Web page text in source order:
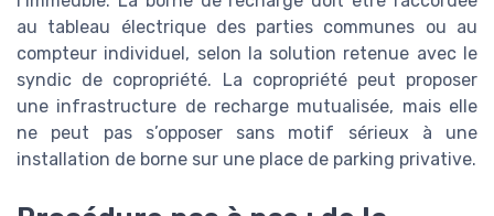
au tableau électrique des parties communes ou au
compteur individuel, selon la solution retenue avec le
syndic de copropriété. La copropriété peut proposer
une infrastructure de recharge mutualisée, mais elle
ne peut pas s’opposer sans motif sérieux à une
installation de borne sur une place de parking privative.